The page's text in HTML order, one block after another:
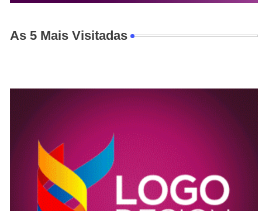
As 5 Mais Visitadas